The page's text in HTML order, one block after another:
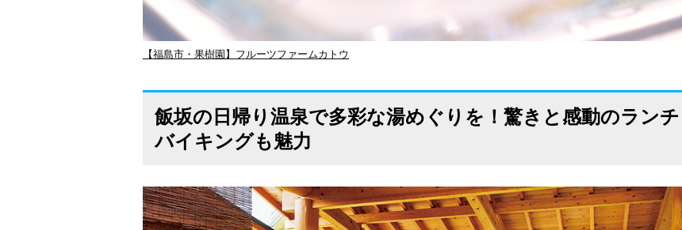
【福島市・果樹園】フルーツファームカトウ
飯坂の日帰り温泉で多彩な湯めぐりを！驚きと感動のランチ
バイキングも魅力